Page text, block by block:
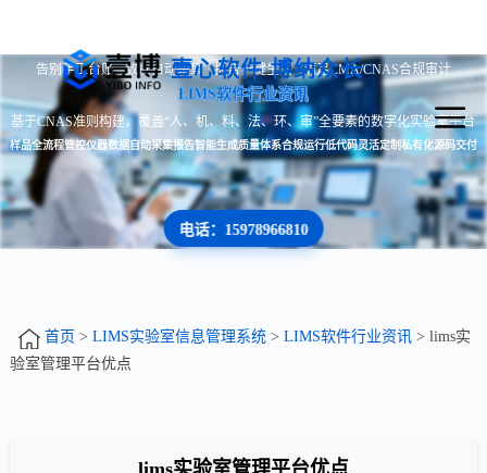
壹心软件 博纳众长
告别手工台账 · 数据自动采集 · 报告一键生成 · 满足CMA/CNAS合规审计
LIMS软件行业资讯
基于CNAS准则构建，覆盖“人、机、料、法、环、审”全要素的数字化实验室平台
样品全流程管控仪器数据自动采集报告智能生成质量体系合规运行低代码灵活定制私有化源码交付
电话：15978966810
首页 > LIMS实验室信息管理系统> LIMS软件行业资讯> lims实
验室管理平台优点